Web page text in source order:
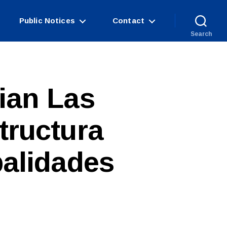
Public Notices Contact
Search
Las